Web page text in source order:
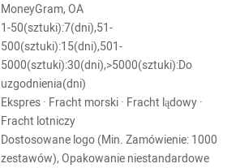
MoneyGram, OA
1-50(sztuki):7(dni),51-
500(sztuki):15(dni),501-
5000(sztuki):30(dni),>5000(sztuki):Do
uzgodnienia(dni)
Ekspres · Fracht morski · Fracht lądowy ·
Fracht lotniczy
Dostosowane logo (Min. Zamówienie: 1000
zestawów), Opakowanie niestandardowe